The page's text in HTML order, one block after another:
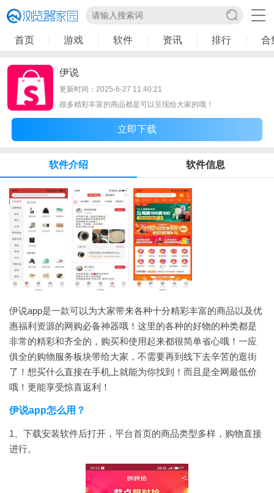
首页 游戏 软件 资讯 排行 合
伊说
更新时间：2025-6-27 11:40:21
很多精彩丰富的商品都是可以呈现给大家的哦！
立即下载
软件介绍 软件信息
伊说app是一款可以为大家带来各种十分精彩丰富的商品以及优
惠福利资源的网购必备神器哦！这里的各种的好物的种类都是
非常的精彩和齐全的，购买和使用起来都很简单省心哦！一应
俱全的购物服务板块带给大家，不需要再到线下去辛苦的逛街
了！想买什么直接在手机上就能为你找到！而且是全网最低价
哦！更能享受惊喜返利！
伊说app怎么用？
1、下载安装软件后打开，平台首页的商品类型多样，购物直接
进行。